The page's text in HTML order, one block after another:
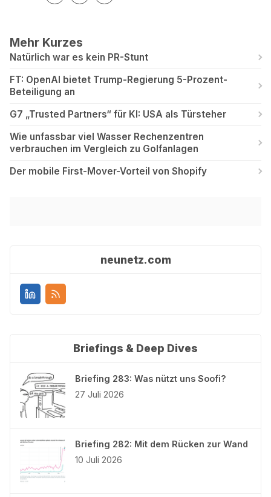
Mehr Kurzes
Natürlich war es kein PR-Stunt
FT: OpenAI bietet Trump-Regierung 5-Prozent-
Beteiligung an
G7 „Trusted Partners“ für KI: USA als Türsteher
Wie unfassbar viel Wasser Rechenzentren
verbrauchen im Vergleich zu Golfanlagen
Der mobile First-Mover-Vorteil von Shopify
neunetz.com
Briefings & Deep Dives
Briefing 283: Was nützt uns Soofi?
27 Juli 2026
Briefing 282: Mit dem Rücken zur Wand
10 Juli 2026